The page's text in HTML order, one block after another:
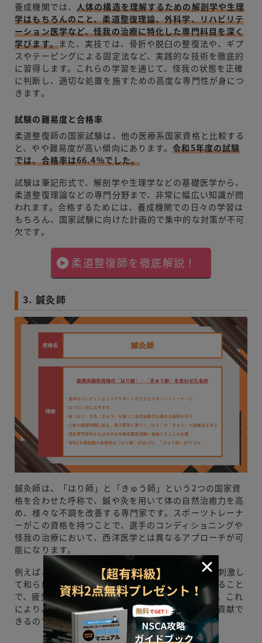
養成機関では、人体の構造を理解するための解剖学や生理
学はもちろんのこと、柔道整復理論、外科学、リハビリテ
ーション医学など、怪我の治療に特化した専門科目を深く
学びます。また、実技では、骨折や脱臼の整復法や、ギプ
スやテーピングによる固定法など、実践的な技術を徹底的
に習得します。これらの学習を通じて、怪我の状態を正確
に判断し、適切な処置を施すための高度な専門性が身につ
きます。
試験の難易度と合格率
柔道整復師の国家試験は、他の医療系国家資格と比較する
と、やや難易度が高い傾向にあります。令和5年度の試験
では、合格率は66.4%でした。
試験は筆記形式で、解剖学や生理学などの基礎医学から、
柔道整復理論などの専門分野まで、非常に幅広い知識が問
われます。合格するためには、養成機関での日々の学習は
もちろん、国家試験に向けた計画的で集中的な対策が不可
欠です。
柔道整復師を徹底解説！
3. 鍼灸師
鍼灸師は、「はり師」と「きゅう師」という2つの国家資
格を合わせた呼称で、鍼や灸を用いて体の自然治癒力を高
め、様々な不調を改善する専門家です。スポーツトレーナ
ーがこの資格を持つことで、選手のコンディショニングや
怪我の治療において、西洋医学とは異なるアプローチが可
能になります。
例えば、筋肉の深層部にあるコリや張りを鍼で直接刺激し
て和らげたり、灸で体を温めて血行を促進したりすること
で、疲労回復や痛みの緩和に繋げることができます。これ
により、選手のパフォーマンス維持・向上に大きく貢献で
きるのです。